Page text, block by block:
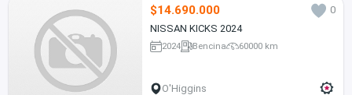
$14.690.000
0
NISSAN KICKS 2024
2024 Bencina 60000 km
O'Higgins